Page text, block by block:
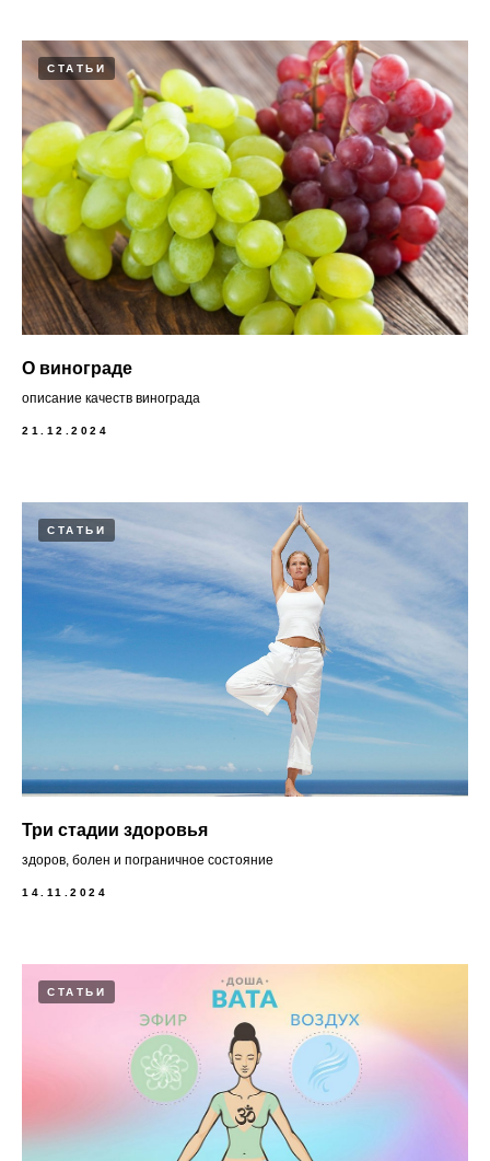
СТАТЬИ
О винограде
описание качеств винограда
21.12.2024
СТАТЬИ
Три стадии здоровья
здоров, болен и пограничное состояние
14.11.2024
СТАТЬИ